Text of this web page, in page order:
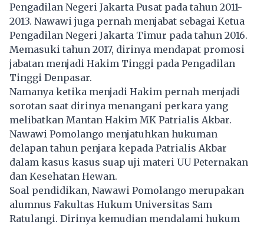
Pengadilan Negeri Jakarta Pusat pada tahun 2011-
2013. Nawawi juga pernah menjabat sebagai Ketua
Pengadilan Negeri Jakarta Timur pada tahun 2016.
Memasuki tahun 2017, dirinya mendapat promosi
jabatan menjadi Hakim Tinggi pada Pengadilan
Tinggi Denpasar.
Namanya ketika menjadi Hakim pernah menjadi
sorotan saat dirinya menangani perkara yang
melibatkan Mantan Hakim MK Patrialis Akbar.
Nawawi Pomolango menjatuhkan hukuman
delapan tahun penjara kepada Patrialis Akbar
dalam kasus kasus suap uji materi UU Peternakan
dan Kesehatan Hewan.
Soal pendidikan, Nawawi Pomolango merupakan
alumnus Fakultas Hukum Universitas Sam
Ratulangi. Dirinya kemudian mendalami hukum